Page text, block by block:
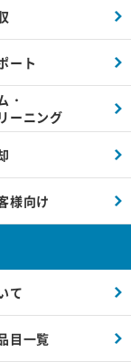
ート
・
ーニング
様向け
て
目一覧